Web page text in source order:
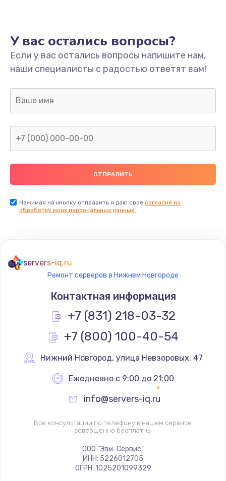
Замена/Pемонт карбюратора
1300 руб.
Заказать
Ремонт капиллярной трубки
400 руб.
Заказать
Замена термостата
1200 руб.
Заказать
Замена реле
Замена термопредохранителя
700 руб.
Заказать
Замена ТЭНа
2500 руб.
У вас остались вопросы?
Если у вас остались вопросы напишите нам,
наши специалисты с радостью ответят вам!
Нажимая на кнопку отправить я даю свое согласие на
обработку моих персональных данных.
servers-iq.ru
Ремонт серверов в Нижнем Новгороде
Контактная информация
+7 (831) 218-03-32
+7 (800) 100-40-54
Нижний Новгород, улица Невзоровых, 47
Ежедневно с 9:00 до 21:00
info@servers-iq.ru
Все консультации по телефону в нашем сервисе
совершенно бесплатны
ООО "Эвм-Сервис"
ИНН: 5226012705
ОГРН: 1025201099329